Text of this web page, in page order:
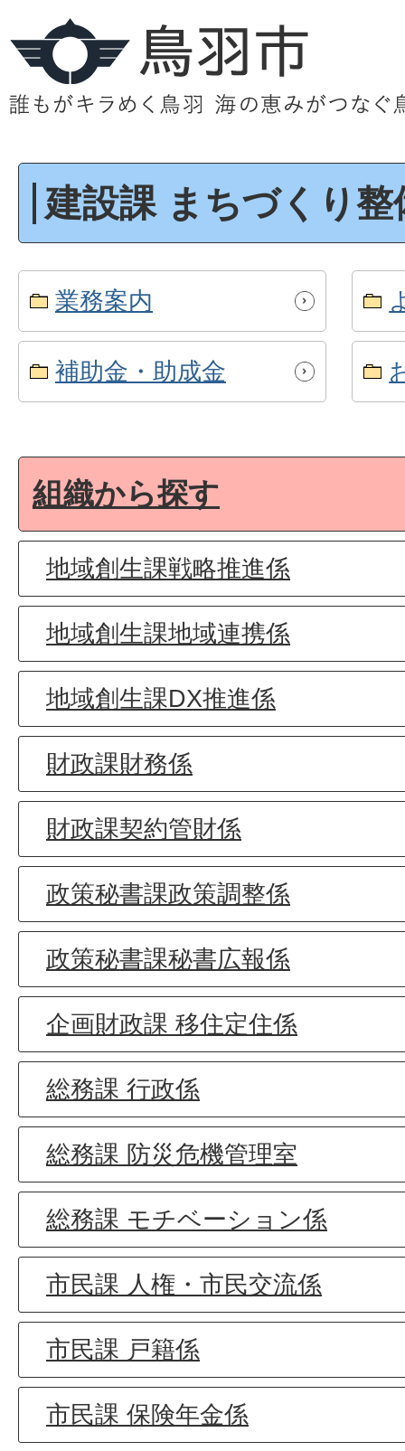
建設課 まちづくり整
業務案内
補助金・助成金
組織から探す
地域創生課戦略推進係
地域創生課地域連携係
地域創生課DX推進係
財政課財務係
財政課契約管財係
政策秘書課政策調整係
政策秘書課秘書広報係
企画財政課 移住定住係
総務課 行政係
総務課 防災危機管理室
総務課 モチベーション係
市民課 人権・市民交流係
市民課 戸籍係
市民課 保険年金係